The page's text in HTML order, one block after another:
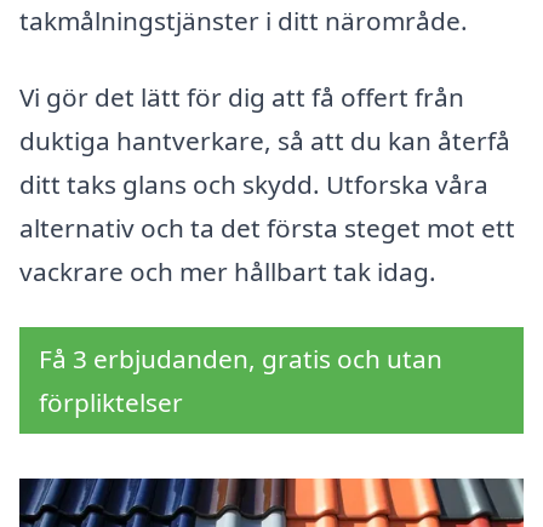
takmålningstjänster i ditt närområde.
Vi gör det lätt för dig att få offert från
duktiga hantverkare, så att du kan återfå
ditt taks glans och skydd. Utforska våra
alternativ och ta det första steget mot ett
vackrare och mer hållbart tak idag.
Få 3 erbjudanden, gratis och utan
förpliktelser